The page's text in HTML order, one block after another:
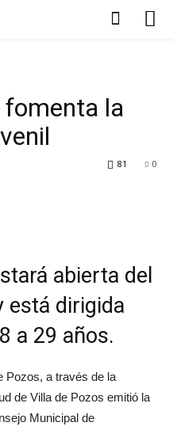
fomenta la
0
81
abierta del
está dirigida
a 29 años.
Pozos, a través de la
de Villa de Pozos emitió la
Municipal de